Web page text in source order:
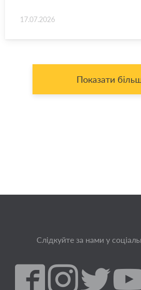
17.07.2026
Показати
Слідкуйте за нами у